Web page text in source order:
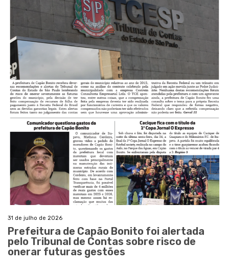
31 de julho de 2026
Prefeitura de Capão Bonito foi alertada
pelo Tribunal de Contas sobre risco de
onerar futuras gestões